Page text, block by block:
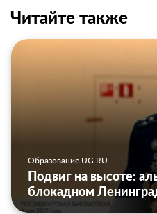
Читайте также
Образование UG.RU
Подвиг на высоте:
блокадном